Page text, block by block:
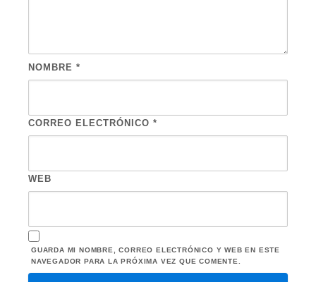
NOMBRE *
CORREO ELECTRÓNICO *
WEB
GUARDA MI NOMBRE, CORREO ELECTRÓNICO Y WEB EN ESTE
NAVEGADOR PARA LA PRÓXIMA VEZ QUE COMENTE.